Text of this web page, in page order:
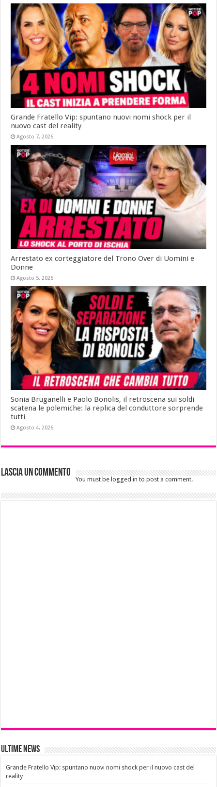
Grande Fratello Vip: spuntano nuovi nomi shock per il
nuovo cast del reality
Agosto 7, 2026
Arrestato ex corteggiatore del Trono Over di Uomini e
Donne
Agosto 5, 2026
Sonia Bruganelli e Paolo Bonolis, il retroscena sui soldi
scatena le polemiche: la replica del conduttore sorprende
tutti
Agosto 4, 2026
Lascia un commento
You must be logged in to post a comment.
Ultime News
Grande Fratello Vip: spuntano nuovi nomi shock per il nuovo cast del
reality